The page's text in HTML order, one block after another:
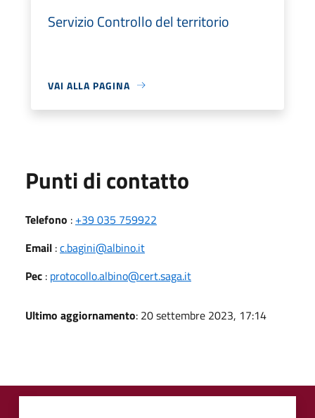
Servizio Controllo del territorio
VAI ALLA PAGINA
Punti di contatto
Telefono : +39 035 759922
Email :c.bagini@albino.it
Pec : protocollo.albino@cert.saga.it
Ultimo aggiornamento: 20 settembre 2023, 17:14